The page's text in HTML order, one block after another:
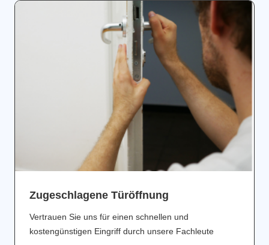
Zugeschlagene Türöffnung
Vertrauen Sie uns für einen schnellen und
kostengünstigen Eingriff durch unsere Fachleute